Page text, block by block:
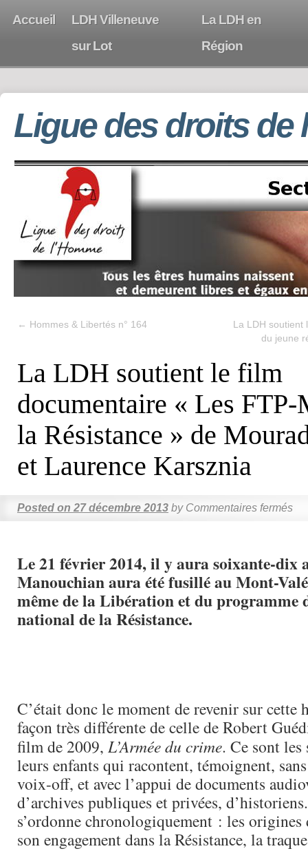
Accueil
LDH Villeneuve
sur Lot
La LDH en
Région
Ligue des droits de
← Hommes & Libertés n° 164
La LDH soutient
du jeune
La LDH soutient le film
documentaire « Les
la Résistance » de
et Laurence Karsznia
Posted on 27 décembre 2013 by Commentaires fermés
Le 21 février 2014, il y aura soixante-dix
Manouchian aura été fusillé au Mont-
même de la Libération et du programme
national de la Résistance.
C’était donc le moment de revenir sur cette
façon très différente de celle de Robert
film de 2009, L’Armée du crime. Ce sont
leurs enfants qui racontent, témoignent,
voix-off, et avec l’appui de documents
d’archives publiques et privées,
s’ordonne chronologiquement : les
son engagement dans la Résistance, la